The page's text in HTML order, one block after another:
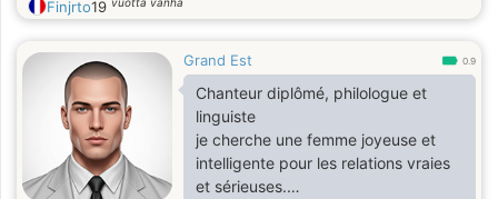
Finjrto19
Grand Est 0.9
Chanteur diplômé, philologue et
linguiste
je cherche une femme joyeuse et
intelligente pour les relations vraies
et sérieuses.